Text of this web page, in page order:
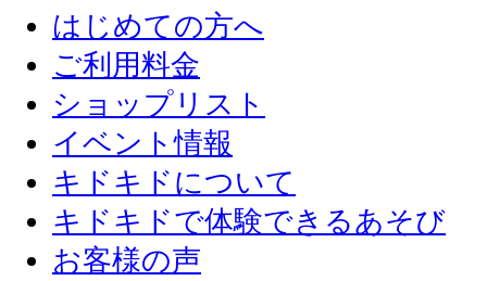
はじめての方へ
ご利用料金
ショップリスト
イベント情報
キドキドについて
キドキドで体験できるあそび
お客様の声